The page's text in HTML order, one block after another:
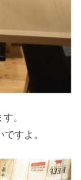
。
すよ。